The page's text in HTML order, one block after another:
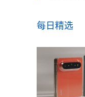
每日精选